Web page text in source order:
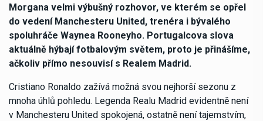
Morgana velmi výbušný rozhovor, ve kterém se opřel
do vedení Manchesteru United, trenéra i bývalého
spoluhráče Waynea Rooneyho. Portugalcova slova
aktuálně hýbají fotbalovým světem, proto je přinášíme,
ačkoliv přímo nesouvisí s Realem Madrid.
Cristiano Ronaldo zažívá možná svou nejhorší sezonu z
mnoha úhlů pohledu. Legenda Realu Madrid evidentně není
v Manchesteru United spokojená, ostatně není tajemstvím,